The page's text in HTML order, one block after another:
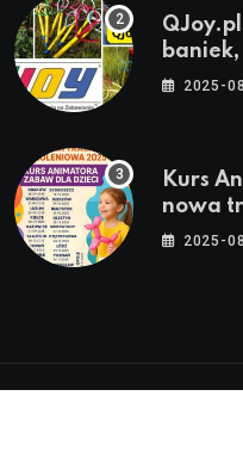
2025-
Kurs
nowa
– jesień
2025-